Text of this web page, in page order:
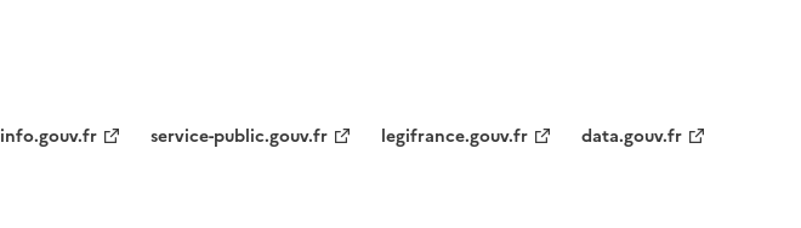
info.gouv.fr service-public.gouv.fr legifrance.gouv.fr data.gouv.fr